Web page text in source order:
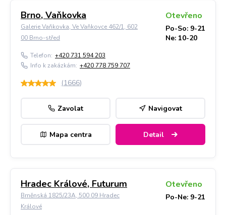
Brno, Vaňkovka
Galerie Vaňkovka, Ve Vaňkovce 462/1, 602
00 Brno-střed
Otevřeno
Po-So: 9-21
Ne: 10-20
Telefon: +420 731 594 203
Info k zakázkám: +420 778 759 707
(1666)
Zavolat Navigovat
Mapa centra Detail
Hradec Králové, Futurum
Brněnská 1825/23A, 500 09 Hradec
Králové
Otevřeno
Po-Ne: 9-21